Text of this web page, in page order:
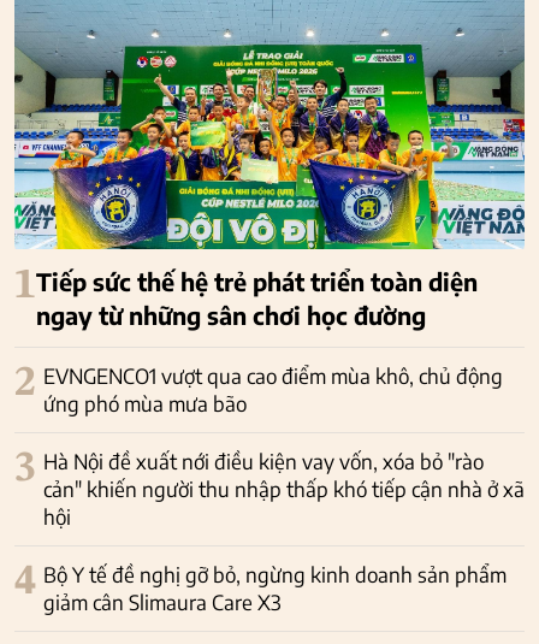
1Tiếp sức thế hệ trẻ phát triển toàn diện
ngay từ những sân chơi học đường
2 EVNGENCO1 vượt qua cao điểm mùa khô, chủ động
ứng phó mùa mưa bão
3 Hà Nội đề xuất nới điều kiện vay vốn, xóa bỏ "rào
cản" khiến người thu nhập thấp khó tiếp cận nhà ở xã
hội
4 Bộ Y tế đề nghị gỡ bỏ, ngừng kinh doanh sản phẩm
giảm cân Slimaura Care X3